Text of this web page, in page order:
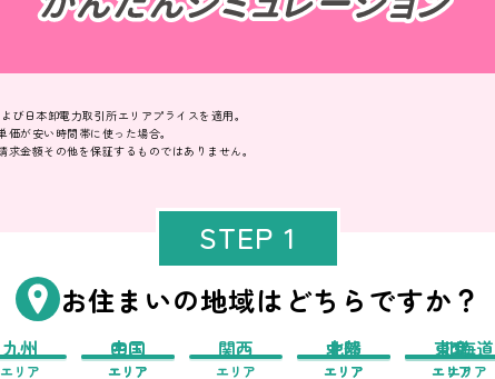
び日本卸電力取引所エリアプライスを適用。
が安い時間帯に使った場合。
金額その他を保証するものではありません。
STEP 1
お住まいの地域はどちらですか？
北海道
エリア
東北
エリア
東京
エリア
中部
エリア
北陸
エリア
関西
エリア
中国
エリア
四国
エリア
九州
エリア